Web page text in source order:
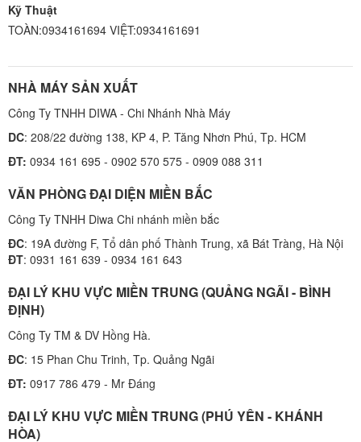
Kỹ Thuật
TOÀN:0934161694 VIỆT:0934161691
NHÀ MÁY SẢN XUẤT
Công Ty TNHH DIWA - Chi Nhánh Nhà Máy
DC: 208/22 đường 138, KP 4, P. Tăng Nhơn Phú, Tp. HCM
ĐT: 0934 161 695 - 0902 570 575 - 0909 088 311
VĂN PHÒNG ĐẠI DIỆN MIỀN BẮC
Công Ty TNHH Diwa Chi nhánh miền bắc
ĐC: 19A đường F, Tổ dân phố Thành Trung, xã Bát Tràng, Hà Nội
ĐT: 0931 161 639 - 0934 161 643
ĐẠI LÝ KHU VỰC MIỀN TRUNG (QUẢNG NGÃI - BÌNH
ĐỊNH)
Công Ty TM & DV Hồng Hà.
ĐC: 15 Phan Chu Trinh, Tp. Quảng Ngãi
ĐT: 0917 786 479 - Mr Đáng
ĐẠI LÝ KHU VỰC MIỀN TRUNG (PHÚ YÊN - KHÁNH
HÒA)